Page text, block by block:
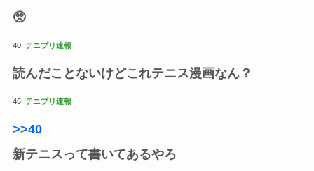
🥺
40: テニプリ速報
読んだことないけどこれテニス漫画なん？
46: テニプリ速報
>>40
新テニスって書いてあるやろ